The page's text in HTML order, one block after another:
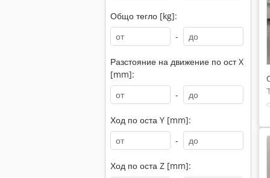
Общо тегло [kg]:
-
Разстояние на движение по ост X
[mm]:
-
Ход по оста Y [mm]:
-
Ход по оста Z [mm]: